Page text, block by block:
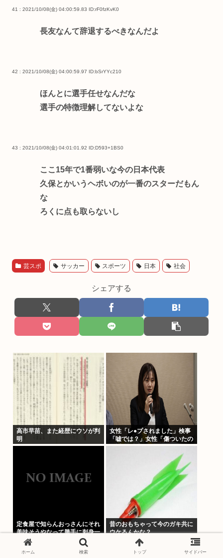
41 : 2021/10/08(金) 04:00:59.83 ID:rF0fzKvK0
長友なんて辞退するべきなんだよ
42 : 2021/10/08(金) 04:00:59.97 ID:bSrYYc210
ほんとに選手任せなんだな
選手の特徴理解してないよな
43 : 2021/10/08(金) 04:01:01.92 ID:D593+1BS0
ここ15年で1番弱いな今の日本代表
久保とかいうヘボいのが一番のスターだもん
な
ろくに点も取らないし
芸スポ サッカー スポーツ 日本 社会
シェアする
高市早苗、また経歴にウソが判
明
女性「レ●プされました」検事
「嘘では？」女性「傷ついたの
で訴えます」
定食屋で知らんおっさんにそれ
美味そうやなって勝手に刺身一
切れ食われたから警察呼んだ
昔のおもちゃって今のガキ共に
ウケるんかな？
ホーム 検索 トップ サイドバー